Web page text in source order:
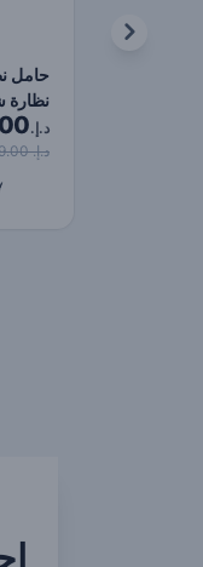
حامل
نظارة
مشابك
د.إ.
د.إ. 69.00